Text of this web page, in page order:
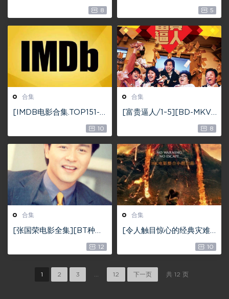
集.Star.Trek.1979-2002.10
80p.BluRay.AVC.TrueHD.
7.1
8
3.合集.1080p高清.40GB
5
合集
[IMDB电影合集.TOP151-2
00][BD-MKV/311GB][简
繁英字幕/大部分含国语音
轨][1080P]
10
合集
[富贵逼人/1~5][BD-MKV/
29.99G][国粤双语/中英双
字][1080P][经典港片喜
剧]
8
合集
[张国荣电影全集][BT种子
下载][720P高清MKV][4
6.5G][42部张国荣经典电
12
合集
[令人触目惊心的经典灾难
电影精选][BD-MKV/44.2
10
1 2 3 12 下一页 共 12 页